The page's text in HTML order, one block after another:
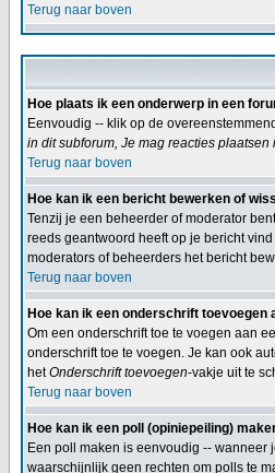
Terug naar boven
Hoe plaats ik een onderwerp in een
Eenvoudig -- klik op de
in dit subforum, Je mag reacties plaatsen
Terug naar boven
Hoe kan ik een bericht bewerken of
Tenzij je een beheerder of moderator
reeds geantwoord heeft op je bericht
moderators of beheerders het bericht
Terug naar boven
Hoe kan ik een onderschrift toevoegen
Om een onderschrift toe te voegen aan
onderschrift toe te voegen. Je kan ook
hetOnderschrift toevoegen-vakje uit te
Terug naar boven
Hoe kan ik een poll (opiniepeiling)
Een poll maken is eenvoudig --
waarschijnlijk geen rechten om polls te